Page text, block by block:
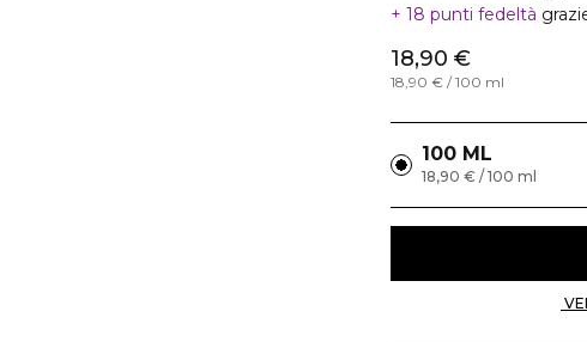
18 punti fedeltà
18,90 €
18,90 € / 100 ml
100 ML
18,90 € / 100 ml